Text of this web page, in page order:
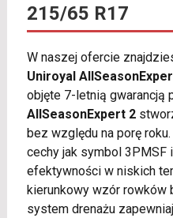
215/65 R17
W naszej ofercie
Uniroyal
objęte 7-letnią gwarancją
AllSeasonExpert 2
bez względu na porę
cechy jak symbol 3PMSF
efektywności w niskich
kierunkowy wzór rowków
system drenażu